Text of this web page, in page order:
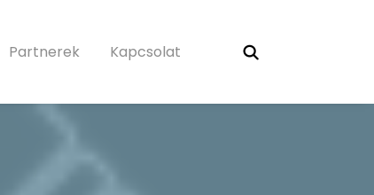
Partnerek Kapcsolat